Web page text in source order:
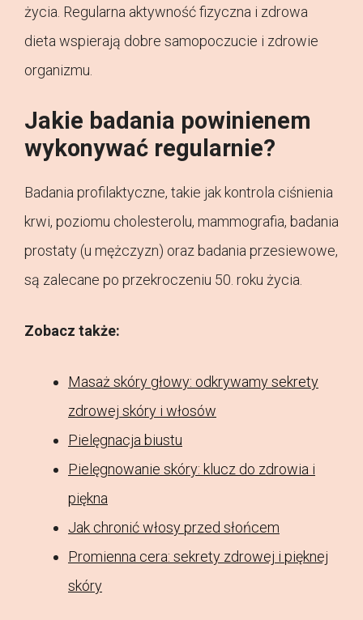
życia. Regularna aktywność fizyczna i zdrowa
dieta wspierają dobre samopoczucie i zdrowie
organizmu.
Jakie badania powinienem
wykonywać regularnie?
Badania profilaktyczne, takie jak kontrola ciśnienia
krwi, poziomu cholesterolu, mammografia, badania
prostaty (u mężczyzn) oraz badania przesiewowe,
są zalecane po przekroczeniu 50. roku życia.
Zobacz także:
Masaż skóry głowy: odkrywamy sekrety
zdrowej skóry i włosów
Pielęgnacja biustu
Pielęgnowanie skóry: klucz do zdrowia i
piękna
Jak chronić włosy przed słońcem
Promienna cera: sekrety zdrowej i pięknej
skóry